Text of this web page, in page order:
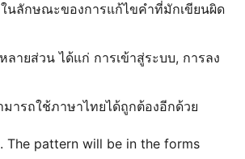
ในลักษณะของการแก้ไขคำที่มักเขียนผิด
ายส่วน ได้แก่ การเข้าสู่ระบบ, การลง
มารถใช้ภาษาไทยได้ถูกต้องอีกด้วย
The pattern will be in the forms